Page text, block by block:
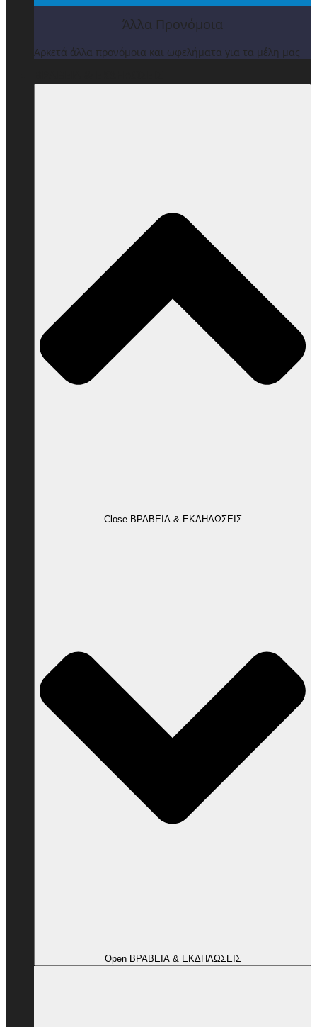
Άλλα Προνόμοια
Αρκετά άλλα προνόμοια και ωφελήματα για τα μέλη μας
Close ΒΡΑΒΕΙΑ & ΕΚΔΗΛΩΣΕΙΣ
Open ΒΡΑΒΕΙΑ & ΕΚΔΗΛΩΣΕΙΣ